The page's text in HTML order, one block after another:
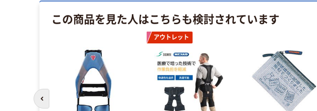
この商品を見た人はこちらも検討されています
アウトレット
前のスライドへ